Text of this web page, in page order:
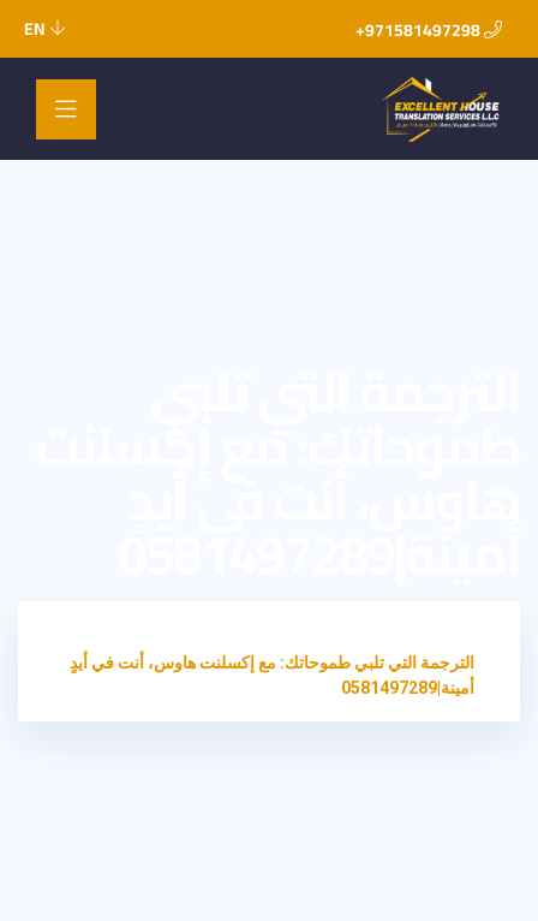
971581497298+
EN
الترجمة التي تلبي طموحاتك: مع إكسلنت هاوس، أنت في أيدٍ
أمينة|0581497289